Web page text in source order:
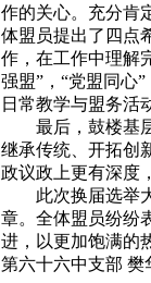
作的关心。充分肯
体盟员提出了四点
作，在工作中理解
强盟”，“党盟同心
日常教学与盟务活
最后，鼓楼基层
继承传统、开拓创
政议政上更有深度
此次换届选举大
章。全体盟员纷纷
进，以更加饱满的
第六十六中支部 樊